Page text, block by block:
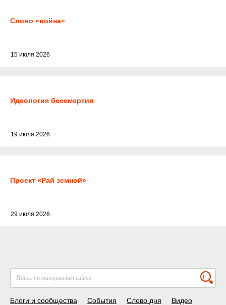
Слово «война»
15 июля 2026
Идеология бессмертия
19 июля 2026
Проект «Рай земной»
29 июля 2026
Блоги и сообщества События Слово дня Видео